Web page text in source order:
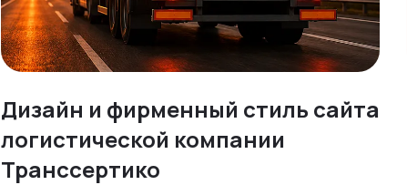
Дизайн и фирменный стиль сайта
логистической компании
Транссертико